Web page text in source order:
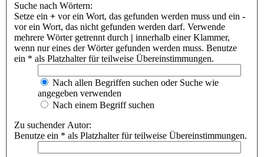
Suche nach Wörtern:
Setze ein + vor ein Wort, das gefunden werden muss und ein -
vor ein Wort, das nicht gefunden werden darf. Verwende
mehrere Wörter getrennt durch | innerhalb einer Klammer,
wenn nur eines der Wörter gefunden werden muss. Benutze
ein * als Platzhalter für teilweise Übereinstimmungen.
Nach allen Begriffen suchen oder Suche wie
angegeben verwenden
Nach einem Begriff suchen
Zu suchender Autor:
Benutze ein * als Platzhalter für teilweise Übereinstimmungen.